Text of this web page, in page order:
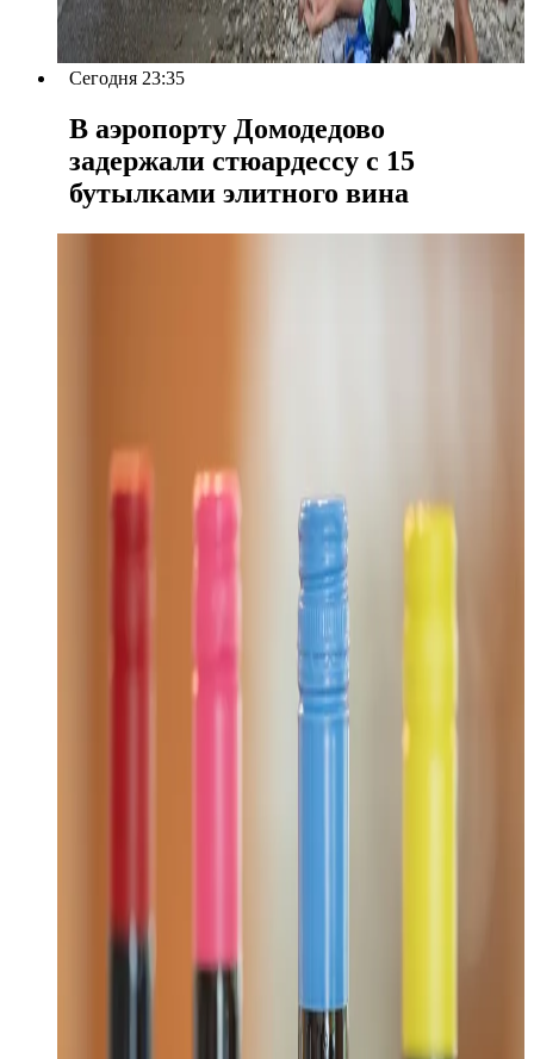
Сегодня 23:35
В аэропорту Домодедово
задержали стюардессу с 15
бутылками элитного вина